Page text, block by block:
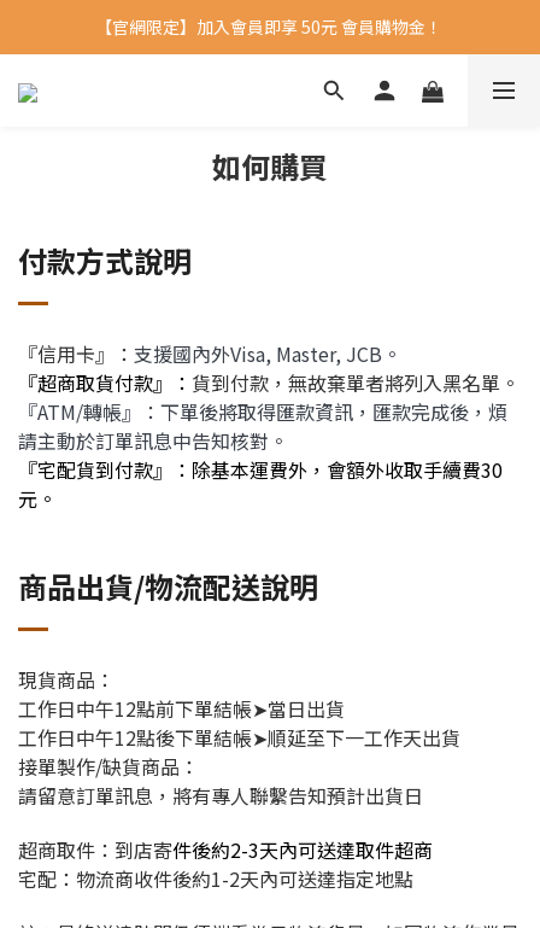
【官網限定】加入會員即享 50元 會員購物金！
如何購買
付款方式說明
『信用卡』： 支援國內外Visa, Master, JCB。
『超商取貨付款』： 貨到付款，無故棄單者將列入黑名單。
『ATM/轉帳』：下單後將取得匯款資訊，匯款完成後，煩
請主動於訂單訊息中告知核對。
『宅配貨到付款』：除基本運費外，會額外收取手續費30
元。
商品出貨/物流配送說明
現貨商品：
工作日中午12點前下單結帳➤當日出貨
工作日中午12點後下單結帳➤順延至下一工作天出貨
接單製作/缺貨商品：
請留意訂單訊息，將有專人聯繫告知預計出貨日
超商取件：到店寄件後約2-3天內可送達取件超商
宅配：物流商收件後約1-2天內可送達指定地點